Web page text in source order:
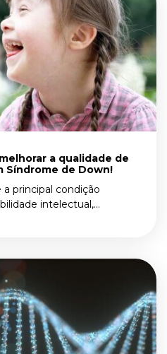
a qualidade de
Síndrome de Down!
principal condição
intelectual,...